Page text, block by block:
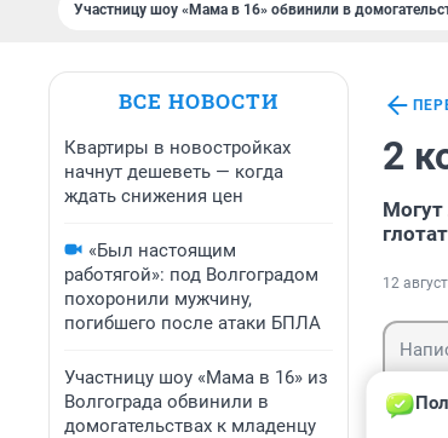
Участницу шоу «Мама в 16» обвинили в
ВСЕ НОВОСТИ
Квартиры в новостройках
начнут дешеветь — когда
ждать снижения цен
«Был настоящим
работягой»: под Волгоградом
похоронили мужчину,
погибшего после атаки БПЛА
Участницу шоу «Мама в 16» из
Волгограда обвинили в
домогательствах к младенцу
2
Могут
12